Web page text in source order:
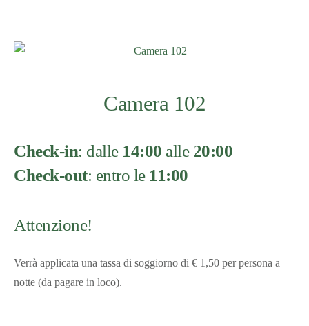
Camera 102
Check-in: dalle 14:00 alle 20:00
Check-out: entro le 11:00
Attenzione!
Verrà applicata una tassa di soggiorno di € 1,50 per persona a
notte (da pagare in loco).